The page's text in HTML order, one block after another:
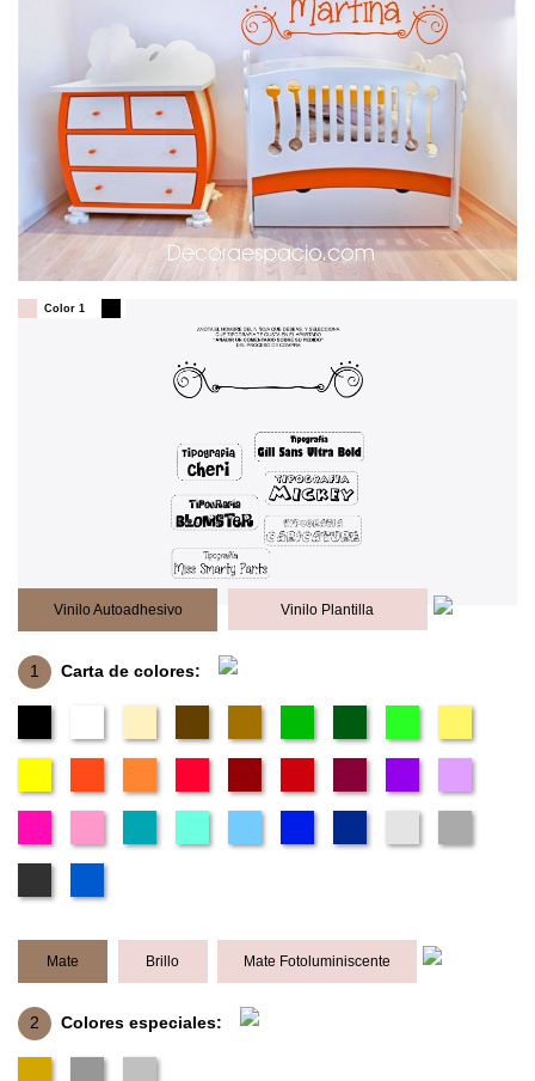
Color 1
Vinilo Autoadhesivo Vinilo Plantilla
1 Carta de colores:
Mate Brillo Mate Fotoluminiscente
2 Colores especiales: